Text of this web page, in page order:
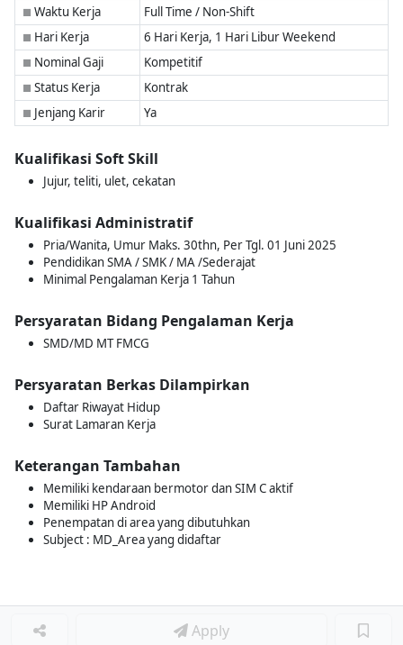
■ Waktu Kerja Full Time / Non-Shift
■ Hari Kerja 6 Hari Kerja, 1 Hari Libur Weekend
■ Nominal Gaji Kompetitif
■ Status Kerja Kontrak
■ Jenjang Karir Ya
Kualifikasi Soft Skill
Jujur, teliti, ulet, cekatan
Kualifikasi Administratif
Pria/Wanita, Umur Maks. 30thn, Per Tgl. 01 Juni 2025
Pendidikan SMA / SMK / MA /Sederajat
Minimal Pengalaman Kerja 1 Tahun
Persyaratan Bidang Pengalaman Kerja
SMD/MD MT FMCG
Persyaratan Berkas Dilampirkan
Daftar Riwayat Hidup
Surat Lamaran Kerja
Keterangan Tambahan
Memiliki kendaraan bermotor dan SIM C aktif
Memiliki HP Android
Penempatan di area yang dibutuhkan
Subject : MD_Area yang didaftar
Apply